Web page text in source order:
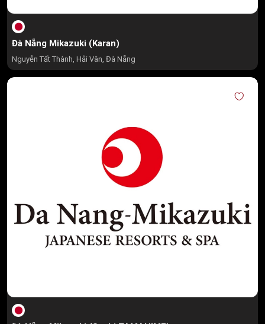
Đà Nẵng Mikazuki (Karan)
Nguyễn Tất Thành, Hải Vân, Đà Nẵng